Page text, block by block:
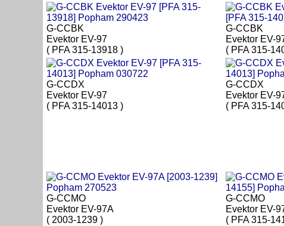
G-CCBK
Evektor EV-97
( PFA 315-13918 )
G-CCBK
Evektor EV-
( PFA 315-
G-CCDX
Evektor EV-97
( PFA 315-14013 )
G-CCDX
Evektor EV-
( PFA 315-
G-CCMO
Evektor EV-97A
( 2003-1239 )
G-CCMO
Evektor EV-
( PFA 315-